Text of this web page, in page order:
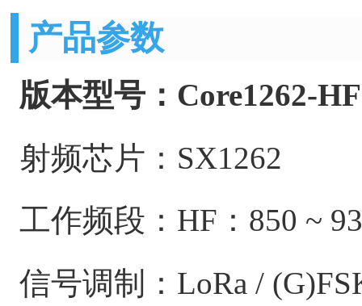
产品参数
版本型号：Core1262-HF
射频芯片：SX1262
工作频段：HF：850 ~
信号调制：LoRa /